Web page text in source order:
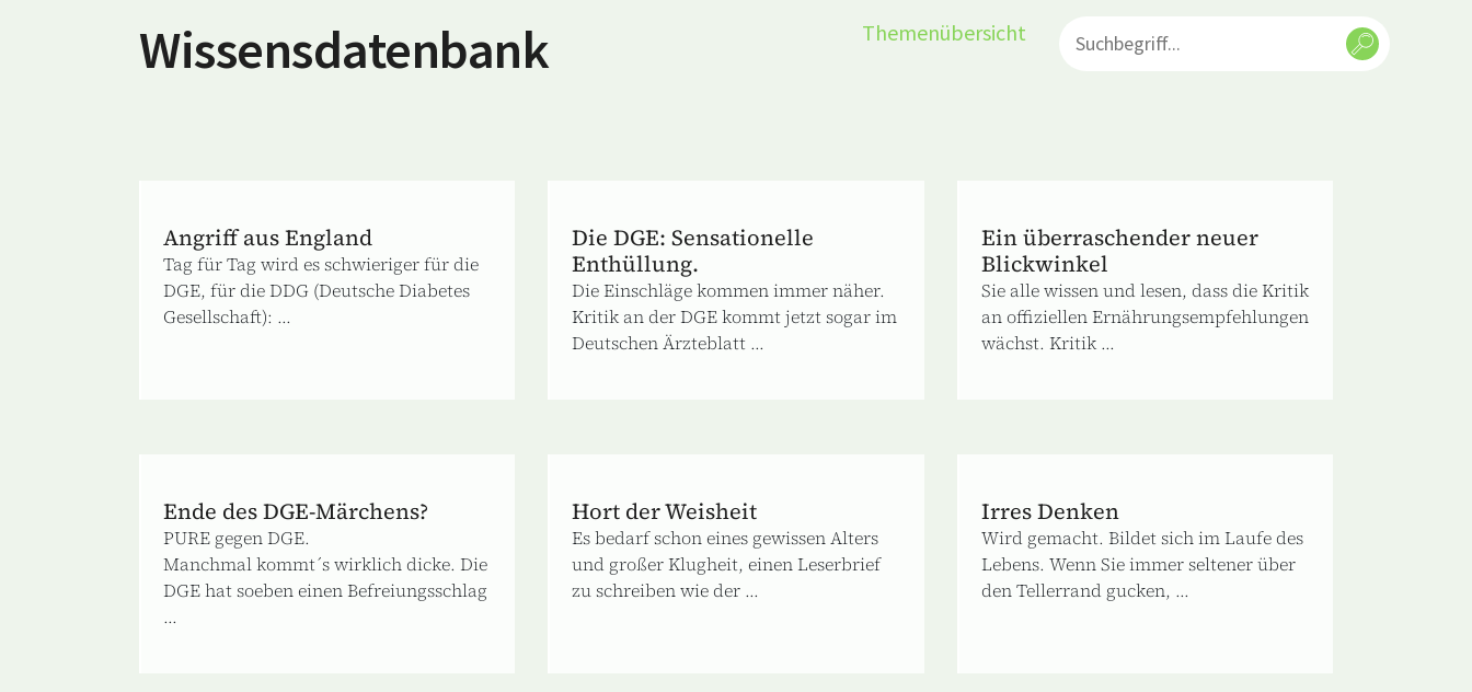
Wissensdatenbank Themenübersicht
Angriff aus England
Tag für Tag wird es schwieriger für die
DGE, für die DDG (Deutsche Diabetes
Gesellschaft): ...
Die DGE: Sensationelle
Enthüllung.
Die Einschläge kommen immer näher.
Kritik an der DGE kommt jetzt sogar im
Deutschen Ärzteblatt ...
Ein überraschender neuer
Blickwinkel
Sie alle wissen und lesen, dass die Kritik
an offiziellen Ernährungsempfehlungen
wächst. Kritik ...
Ende des DGE-Märchens?
PURE gegen DGE.
Manchmal kommt´s wirklich dicke. Die
DGE hat soeben einen Befreiungsschlag
...
Hort der Weisheit
Es bedarf schon eines gewissen Alters
und großer Klugheit, einen Leserbrief
zu schreiben wie der ...
Irres Denken
Wird gemacht. Bildet sich im Laufe des
Lebens. Wenn Sie immer seltener über
den Tellerrand gucken, ...